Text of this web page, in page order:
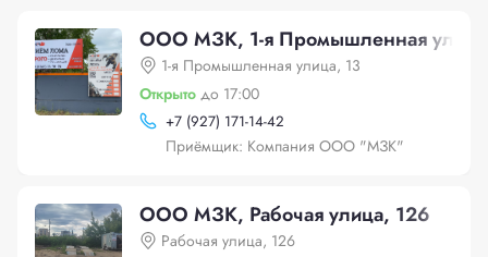
ООО МЗК, 1-я Промышленная
1-я Промышленная улица, 13
Открыто до 17:00
+7 (927) 171-14-42
Приёмщик: Компания ООО "МЗК"
ООО МЗК, Рабочая улица, 126
Рабочая улица, 126